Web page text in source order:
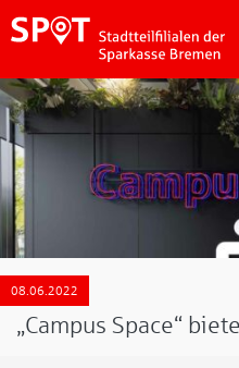
08.06.2022
„Campus Space“